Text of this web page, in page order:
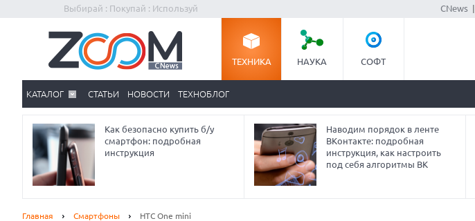
Выбирай : Покупай : Используй CNews|
ТЕХНИКА НАУКА СОФТ
КАТАЛОГ СТАТЬИ НОВОСТИ ТЕХНОБЛОГ
Как безопасно купить б/у
смартфон: подробная
инструкция
Наводим порядок в ленте
ВКонтакте: подробная
инструкция, как настроить
под себя алгоритмы ВК
Главная Смартфоны HTC One mini